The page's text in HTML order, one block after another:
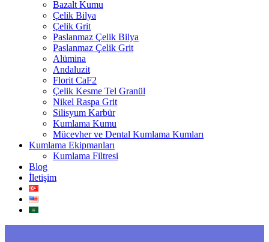
Bazalt Kumu
Çelik Bilya
Çelik Grit
Paslanmaz Çelik Bilya
Paslanmaz Çelik Grit
Alümina
Andaluzit
Florit CaF2
Çelik Kesme Tel Granül
Nikel Raspa Grit
Silisyum Karbür
Kumlama Kumu
Mücevher ve Dental Kumlama Kumları
Kumlama Ekipmanları
Kumlama Filtresi
Blog
İletişim